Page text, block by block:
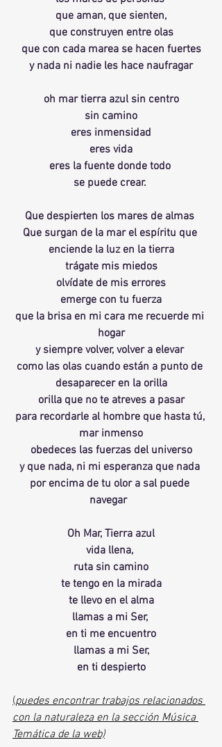
que aman, que sienten,
que construyen entre olas
que con cada marea se hacen fuertes
y nada ni nadie les hace naufragar
oh mar tierra azul sin centro
sin camino
eres inmensidad
eres vida
eres la fuente donde todo
se puede crear.
Que despierten los mares de almas
Que surgan de la mar el espíritu que
enciende la luz en la tierra
trágate mis miedos
olvídate de mis errores
emerge con tu fuerza
que la brisa en mi cara me recuerde mi
hogar
y siempre volver, volver a elevar
como las olas cuando están a punto de
desaparecer en la orilla
orilla que no te atreves a pasar
para recordarle al hombre que hasta tú,
mar inmenso
obedeces las fuerzas del universo
y que nada, ni mi esperanza que nada
por encima de tu olor a sal puede
navegar
Oh Mar, Tierra azul
vida llena,
ruta sin camino
te tengo en la mirada
te llevo en el alma
llamas a mi Ser,
en ti me encuentro
llamas a mi Ser,
en ti despierto
(puedes encontrar trabajos relacionados
con la naturaleza en la sección Música
Temática de la web)